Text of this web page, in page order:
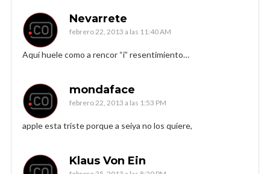
Nevarrete
febrero 22, 2013 a las 11:40 AM
Aquí huele como a rencor “i” resentimiento…
mondaface
febrero 22, 2013 a las 1:53 PM
apple esta triste porque a seiya no los quiere,
Klaus Von Ein